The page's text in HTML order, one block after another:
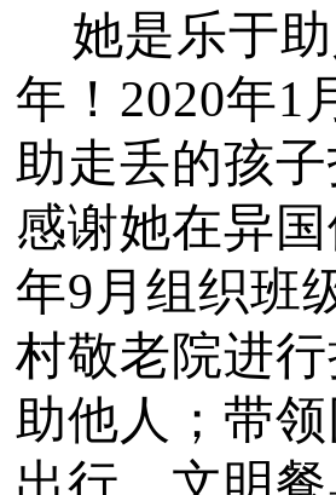
她是乐于
年！ 2020年1
助走丢的孩
感谢她在异
年9月组织班
村敬老院进
助他人；带